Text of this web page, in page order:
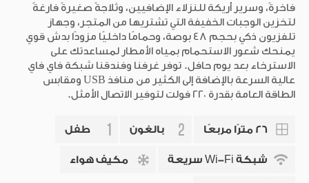
النكهات الشهية في ذا ديلي
اعمل على طريقتك
استمتع بمساحات العمل المشترك المتنوعة والمنتشرة في
جميع أنحاء الفندق، مع مقابس طاقة عامة بقدرة 220 فولت،
فاخرةً، وسرير أريكة للنزلاء الإضافيين، وثلاجةً صغيرةً فارغةً
لتخزين الوجبات الخفيفة التي تشتريها من المتجر، وجهاز
تلفزيون ذكي بحجم 48 بوصة، وحمامًا داخليًا مزودًا بدش قوي
يمنحك شعور الاستحمام بمياه الأمطار لمساعدتك على
الاسترخاء بعد يوم حافل. توفر غرفنا وفندقنا شبكة فاي فاي
عالية السرعة بالإضافة إلى الكثير من منافذ USB ومقابس
الطاقة العامة بقدرة 220 فولت لتوفير الاتصال الأمثل.
26 مترًا مربعًا بالغون طفل
شبكة Wi-Fi سريعة مكيف هواء